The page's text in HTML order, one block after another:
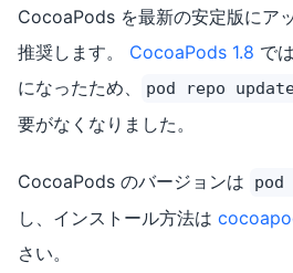
CocoaPods を最新の安定版にア
推奨します。 CocoaPods 1.8 で
になったため、
pod repo
要がなくなりました。
CocoaPods のバージョンは
し、インストール方法は
さい。